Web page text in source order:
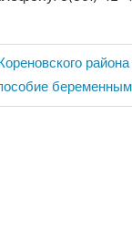
района